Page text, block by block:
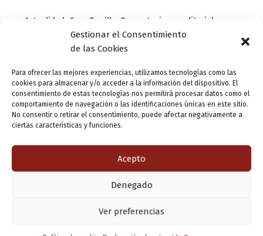
Gestionar el Consentimiento
de las Cookies
Para ofrecer las mejores experiencias, utilizamos tecnologías como las
cookies para almacenar y/o acceder a la información del dispositivo. El
consentimiento de estas tecnologías nos permitirá procesar datos como el
comportamiento de navegación o las identificaciones únicas en este sitio.
No consentir o retirar el consentimiento, puede afectar negativamente a
ciertas características y funciones.
Acepto
Denegado
Ver preferencias
Actualidad Casa Zorrilla Presentaciones editoriales
Miguel Ángel Guisado y sus claves para el éxito
de nuestras «presentaciones»
ensutinta/16 diciembre, 2020
La Casa de Zorrilla acoge la presentación del libro
«Presento, luego existo: manual de bolsillo para
presentaciones», del profesor y asesor de comunicación
Copyright © 2026 Valladolid en su titna